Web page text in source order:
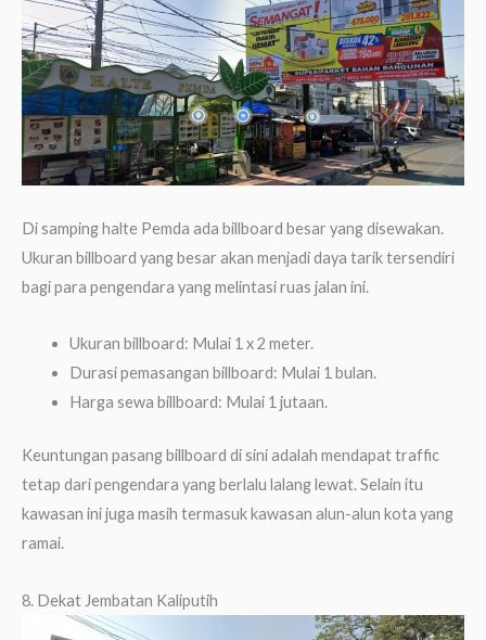
Di samping halte Pemda ada billboard besar yang disewakan.
Ukuran billboard yang besar akan menjadi daya tarik tersendiri
bagi para pengendara yang melintasi ruas jalan ini.
Ukuran billboard: Mulai 1 x 2 meter.
Durasi pemasangan billboard: Mulai 1 bulan.
Harga sewa billboard: Mulai 1 jutaan.
Keuntungan pasang billboard di sini adalah mendapat traffic
tetap dari pengendara yang berlalu lalang lewat. Selain itu
kawasan ini juga masih termasuk kawasan alun-alun kota yang
ramai.
8. Dekat Jembatan Kaliputih